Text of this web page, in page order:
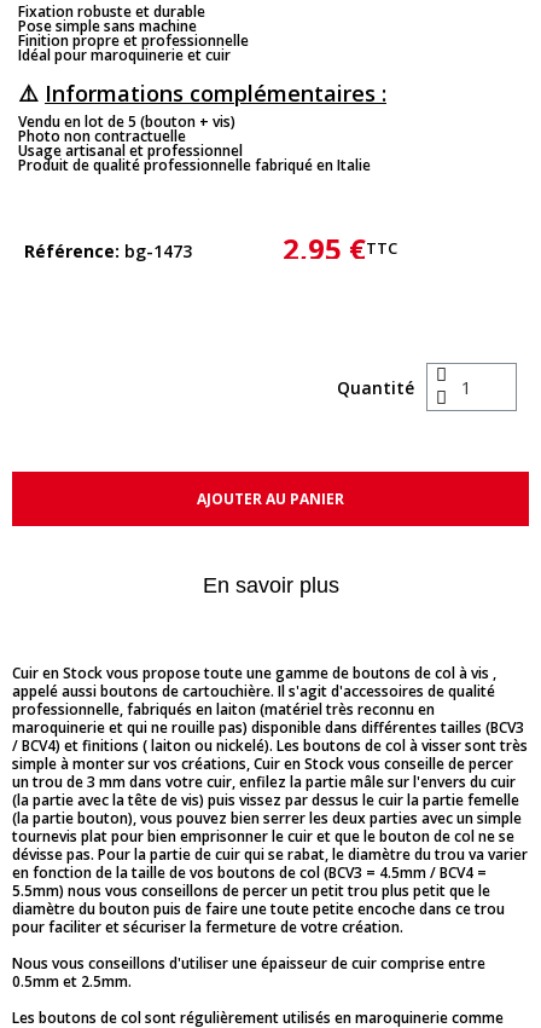
Fixation robuste et durable
Pose simple sans machine
Finition propre et professionnelle
Idéal pour maroquinerie et cuir
⚠️ Informations complémentaires :
Vendu en lot de 5 (bouton + vis)
Photo non contractuelle
Usage artisanal et professionnel
Produit de qualité professionnelle fabriqué en Italie
Référence bg-1473 2,95 €TTC
Quantité
AJOUTER AU PANIER
En savoir plus
Cuir en Stock vous propose toute une gamme de boutons de col à vis ,
appelé aussi boutons de cartouchière. Il s'agit d'accessoires de qualité
professionnelle, fabriqués en laiton (matériel très reconnu en
maroquinerie et qui ne rouille pas) disponible dans différentes tailles (BCV3
/ BCV4) et finitions ( laiton ou nickelé). Les boutons de col à visser sont très
simple à monter sur vos créations, Cuir en Stock vous conseille de percer
un trou de 3 mm dans votre cuir, enfilez la partie mâle sur l'envers du cuir
(la partie avec la tête de vis) puis vissez par dessus le cuir la partie femelle
(la partie bouton), vous pouvez bien serrer les deux parties avec un simple
tournevis plat pour bien emprisonner le cuir et que le bouton de col ne se
dévisse pas. Pour la partie de cuir qui se rabat, le diamètre du trou va varier
en fonction de la taille de vos boutons de col (BCV3 = 4.5mm / BCV4 =
5.5mm) nous vous conseillons de percer un petit trou plus petit que le
diamètre du bouton puis de faire une toute petite encoche dans ce trou
pour faciliter et sécuriser la fermeture de votre création.
Nous vous conseillons d'utiliser une épaisseur de cuir comprise entre
0.5mm et 2.5mm.
Les boutons de col sont régulièrement utilisés en maroquinerie comme